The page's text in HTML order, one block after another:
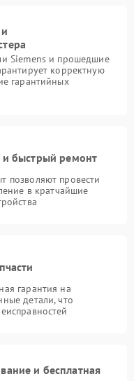
Siemens и прошедшие
корректную
гарантийных
и быстрый ремонт
позволяют провести
в кратчайшие
гарантия на
детали, что
и бесплатная